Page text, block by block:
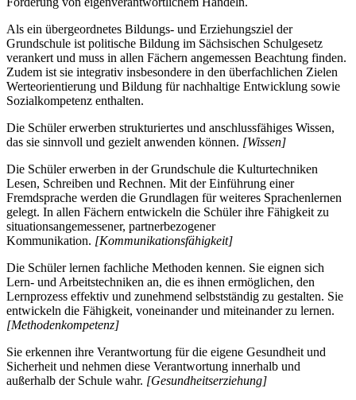
Als ein übergeordnetes Bildungs- und Erziehungsziel der
Grundschule ist politische Bildung im Sächsischen Schulgesetz
verankert und muss in allen Fächern angemessen Beachtung finden.
Zudem ist sie integrativ insbesondere in den überfachlichen Zielen
Werteorientierung und Bildung für nachhaltige Entwicklung sowie
Sozialkompetenz enthalten.
Die Schüler erwerben strukturiertes und anschlussfähiges Wissen,
das sie sinnvoll und gezielt anwenden können. [Wissen]
Die Schüler erwerben in der Grundschule die Kulturtechniken
Lesen, Schreiben und Rechnen. Mit der Einführung einer
Fremdsprache werden die Grundlagen für weiteres Sprachenlernen
gelegt. In allen Fächern entwickeln die Schüler ihre Fähigkeit zu
situationsangemessener, partnerbezogener
Kommunikation. [Kommunikationsfähigkeit]
Die Schüler lernen fachliche Methoden kennen. Sie eignen sich
Lern- und Arbeitstechniken an, die es ihnen ermöglichen, den
Lernprozess effektiv und zunehmend selbstständig zu gestalten. Sie
entwickeln die Fähigkeit, voneinander und miteinander zu lernen.
[Methodenkompetenz]
Sie erkennen ihre Verantwortung für die eigene Gesundheit und
Sicherheit und nehmen diese Verantwortung innerhalb und
außerhalb der Schule wahr. [Gesundheitserziehung]